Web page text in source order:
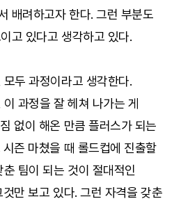
배려하고자 한다. 그런 부분도
고 있다고 생각하고 있다.
두 과정이라고 생각한다.
과정을 잘 헤쳐 나가는 게
없이 해온 만큼 플러스가 되는
즌 마쳤을 때 롤드컵에 진출할
팀이 되는 것이 절대적인
만 보고 있다. 그런 자격을 갖춘